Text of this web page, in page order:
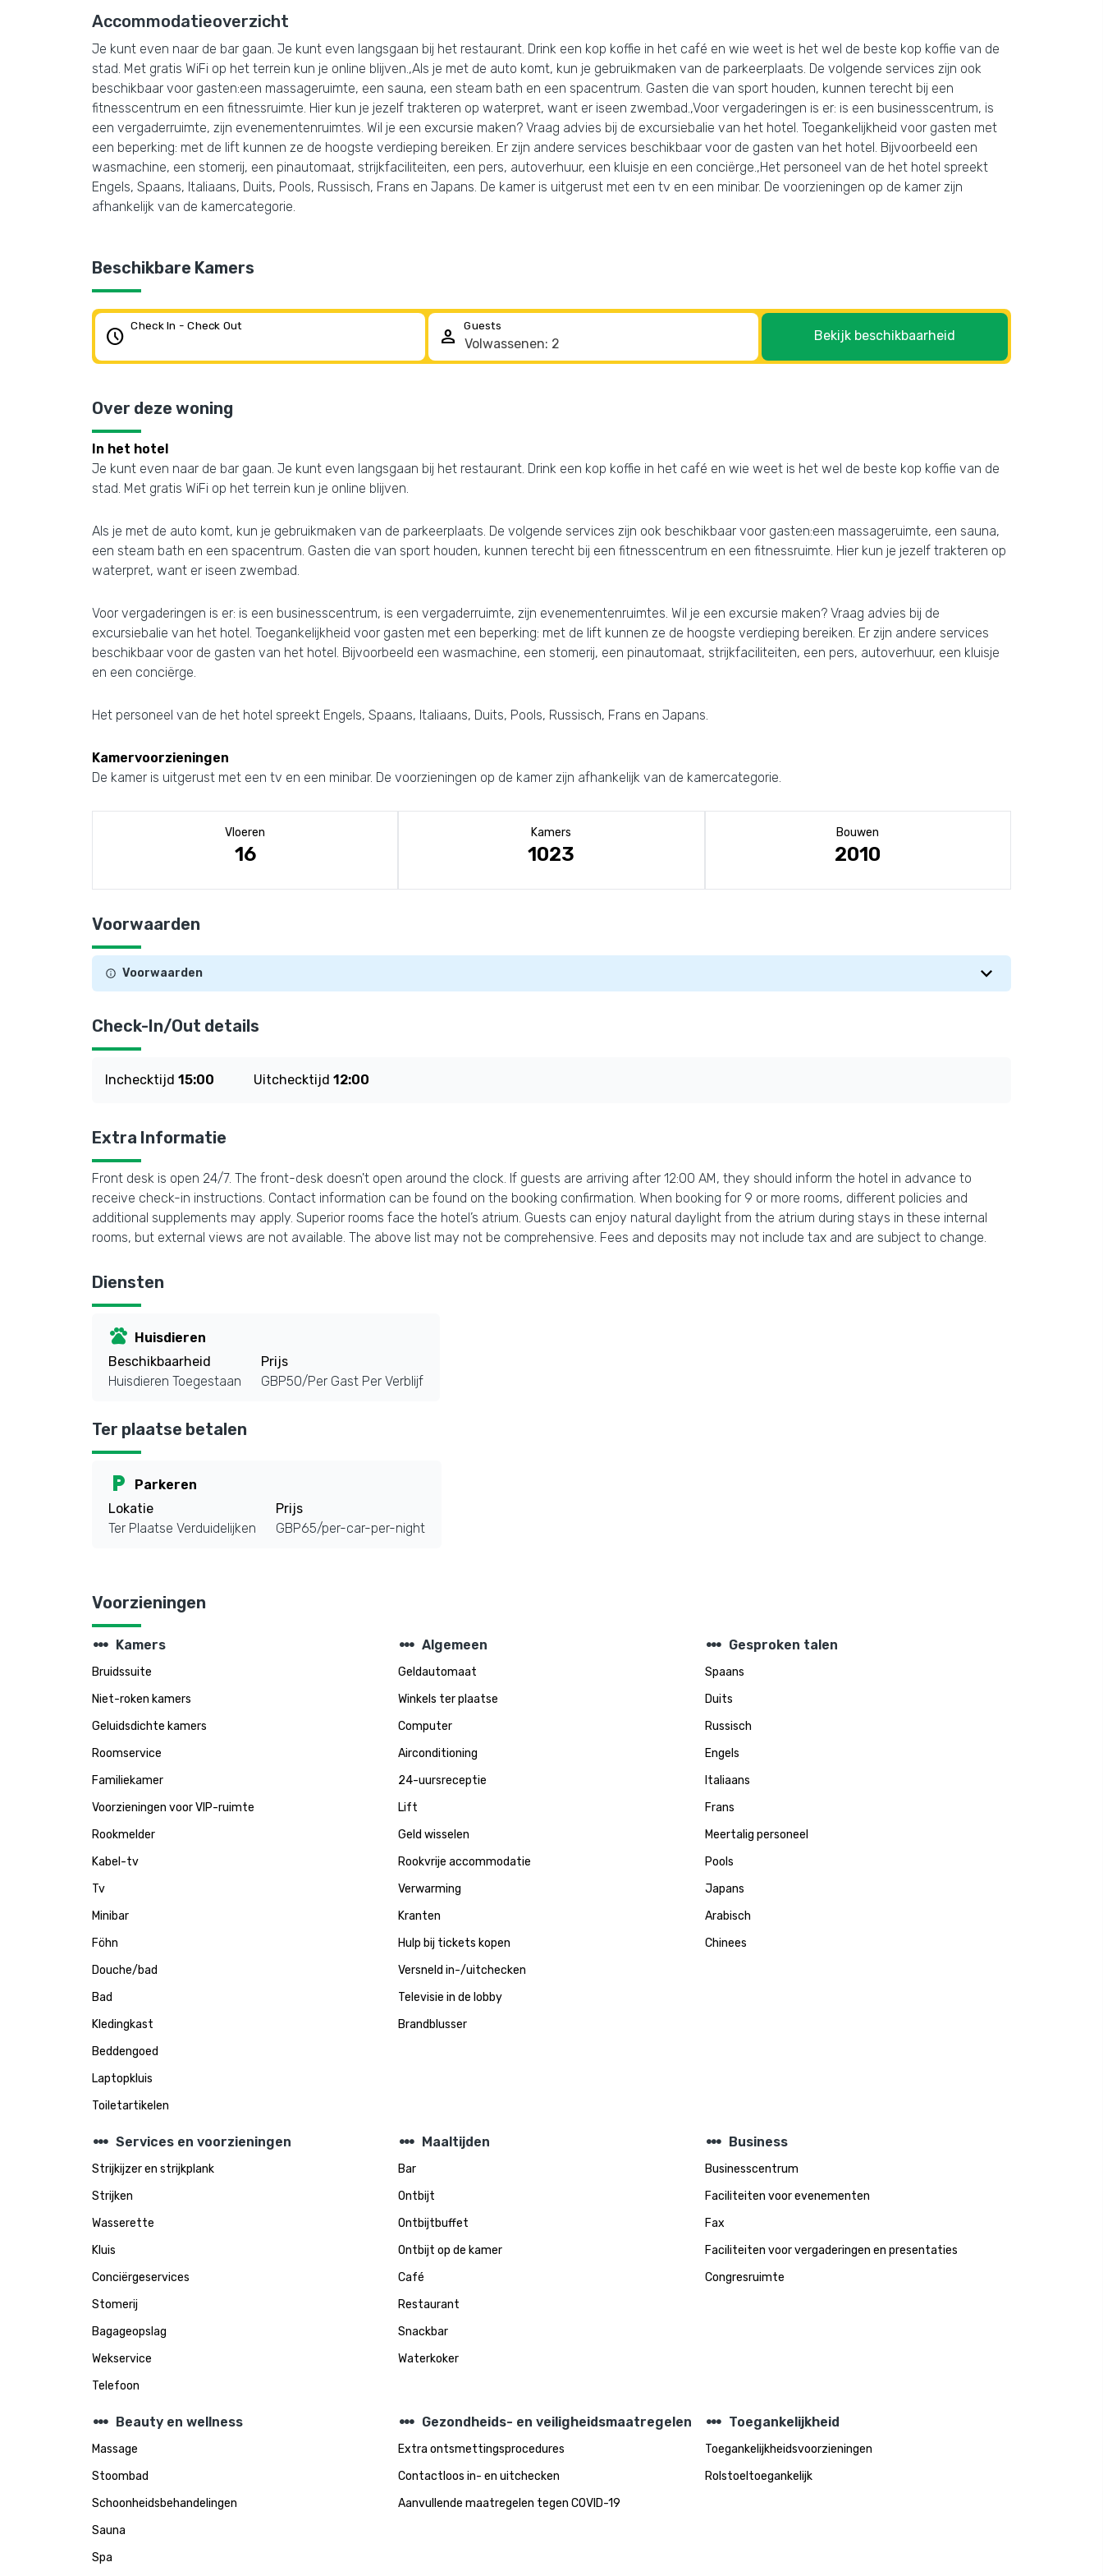
Accommodatieoverzicht
Je kunt even naar de bar gaan. Je kunt even langsgaan bij het restaurant. Drink een kop koffie in het café en wie weet is het wel de beste kop koffie van de
stad. Met gratis WiFi op het terrein kun je online blijven.,Als je met de auto komt, kun je gebruikmaken van de parkeerplaats. De volgende services zijn ook
beschikbaar voor gasten:een massageruimte, een sauna, een steam bath en een spacentrum. Gasten die van sport houden, kunnen terecht bij een
fitnesscentrum en een fitnessruimte. Hier kun je jezelf trakteren op waterpret, want er iseen zwembad.,Voor vergaderingen is er: is een businesscentrum, is
een vergaderruimte, zijn evenementenruimtes. Wil je een excursie maken? Vraag advies bij de excursiebalie van het hotel. Toegankelijkheid voor gasten met
een beperking: met de lift kunnen ze de hoogste verdieping bereiken. Er zijn andere services beschikbaar voor de gasten van het hotel. Bijvoorbeeld een
wasmachine, een stomerij, een pinautomaat, strijkfaciliteiten, een pers, autoverhuur, een kluisje en een conciërge.,Het personeel van de het hotel spreekt
Engels, Spaans, Italiaans, Duits, Pools, Russisch, Frans en Japans. De kamer is uitgerust met een tv en een minibar. De voorzieningen op de kamer zijn
afhankelijk van de kamercategorie.
Beschikbare Kamers
schedule Check In - Check Out person Guests
Bekijk beschikbaarheid
Over deze woning
In het hotel
Je kunt even naar de bar gaan. Je kunt even langsgaan bij het restaurant. Drink een kop koffie in het café en wie weet is het wel de beste kop koffie van de
stad. Met gratis WiFi op het terrein kun je online blijven.
Als je met de auto komt, kun je gebruikmaken van de parkeerplaats. De volgende services zijn ook beschikbaar voor gasten:een massageruimte, een sauna,
een steam bath en een spacentrum. Gasten die van sport houden, kunnen terecht bij een fitnesscentrum en een fitnessruimte. Hier kun je jezelf trakteren op
waterpret, want er iseen zwembad.
Voor vergaderingen is er: is een businesscentrum, is een vergaderruimte, zijn evenementenruimtes. Wil je een excursie maken? Vraag advies bij de
excursiebalie van het hotel. Toegankelijkheid voor gasten met een beperking: met de lift kunnen ze de hoogste verdieping bereiken. Er zijn andere services
beschikbaar voor de gasten van het hotel. Bijvoorbeeld een wasmachine, een stomerij, een pinautomaat, strijkfaciliteiten, een pers, autoverhuur, een kluisje
en een conciërge.
Het personeel van de het hotel spreekt Engels, Spaans, Italiaans, Duits, Pools, Russisch, Frans en Japans.
Kamervoorzieningen
De kamer is uitgerust met een tv en een minibar. De voorzieningen op de kamer zijn afhankelijk van de kamercategorie.
Vloeren
16
Kamers
1023
Bouwen
2010
Voorwaarden
Voorwaarden
Check-In/Out details
Inchecktijd 15:00 Uitchecktijd 12:00
Extra Informatie
Front desk is open 24/7. The front-desk doesn't open around the clock. If guests are arriving after 12:00 AM, they should inform the hotel in advance to
receive check-in instructions. Contact information can be found on the booking confirmation. When booking for 9 or more rooms, different policies and
additional supplements may apply. Superior rooms face the hotel’s atrium. Guests can enjoy natural daylight from the atrium during stays in these internal
rooms, but external views are not available. The above list may not be comprehensive. Fees and deposits may not include tax and are subject to change.
Diensten
pets Huisdieren
Beschikbaarheid
Huisdieren Toegestaan
Prijs
GBP50/Per Gast Per Verblijf
Ter plaatse betalen
local_parking
Parkeren
Lokatie
Ter Plaatse Verduidelijken
Prijs
GBP65/per-car-per-night
Voorzieningen
steppers Kamers
Bruidssuite
Niet-roken kamers
Geluidsdichte kamers
Roomservice
Familiekamer
Voorzieningen voor VIP-ruimte
Rookmelder
Kabel-tv
Tv
Minibar
Föhn
Douche/bad
Bad
Kledingkast
Beddengoed
Laptopkluis
Toiletartikelen
steppers Algemeen
Geldautomaat
Winkels ter plaatse
Computer
Airconditioning
24-uursreceptie
Lift
Geld wisselen
Rookvrije accommodatie
Verwarming
Kranten
Hulp bij tickets kopen
Versneld in-/uitchecken
Televisie in de lobby
Brandblusser
steppers Gesproken talen
Spaans
Duits
Russisch
Engels
Italiaans
Frans
Meertalig personeel
Pools
Japans
Arabisch
Chinees
steppers Services en voorzieningen
Strijkijzer en strijkplank
Strijken
Wasserette
Kluis
Conciërgeservices
Stomerij
Bagageopslag
Wekservice
Telefoon
steppers Maaltijden
Bar
Ontbijt
Ontbijtbuffet
Ontbijt op de kamer
Café
Restaurant
Snackbar
Waterkoker
steppers Business
Businesscentrum
Faciliteiten voor evenementen
Fax
Faciliteiten voor vergaderingen en presentaties
Congresruimte
steppers Beauty en wellness
Massage
Stoombad
Schoonheidsbehandelingen
Sauna
Spa
steppers Gezondheids- en veiligheidsmaatregelen
Extra ontsmettingsprocedures
Contactloos in- en uitchecken
Aanvullende maatregelen tegen COVID-19
steppers Toegankelijkheid
Toegankelijkheidsvoorzieningen
Rolstoeltoegankelijk